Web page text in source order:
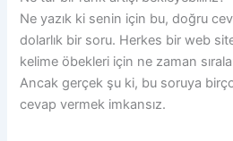
Ne yazık ki senin için bu, doğru
dolarlık bir soru. Herkes bir web
kelime öbekleri için ne zaman
Ancak gerçek şu ki, bu soruya
cevap vermek imkansız.